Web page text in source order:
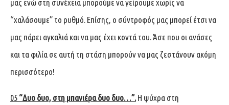
μας ενώ στη συνέχεια μπορούμε να γείρουμε χωρίς να
“χαλάσουμε” το ρυθμό. Επίσης, ο σύντροφός μας μπορεί έτσι να
μας πάρει αγκαλιά και να μας έχει κοντά του. Άσε που οι ανάσες
και τα φιλία σε αυτή τη στάση μπορούν να μας ζεστάνουν ακόμη
περισσότερο!
05 “Δυο δυο, στη μπανιέρα δυο δυο…”.Η ψύχρα στη